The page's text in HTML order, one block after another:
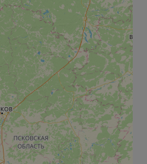
und die
werden.
development
a site
on web forms.